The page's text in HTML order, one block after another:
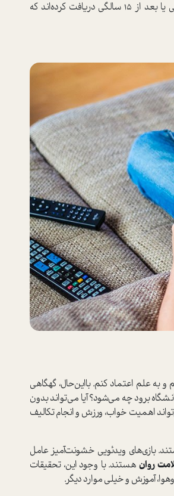
نوجوانان گروه همچنین گفتند که اولین تلفن‌های همراه خود را قبل از 11 سالگی یا بعد از 15 سالگی دریافت کرده‌اند که
به علم اعتماد کنم. بااین‌حال، گهگاهی
برود چه می‌شود؟ آیا می‌تواند بدون
اهمیت خواب، ورزش و انجام تکالیف
بازی‌های ویدئویی خشونت‌آمیز عامل
روان هستند. با وجود این، تحقیقات
آموزش و خیلی موارد دیگر.